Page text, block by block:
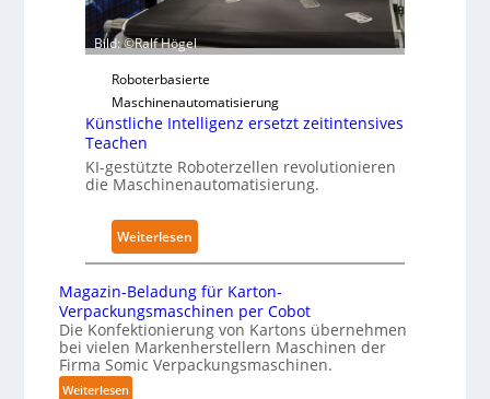
h
y
c
l
A
r
a
n
k
e
h
a
u
d
e
u
w
i
k
u
g
e
n
v
Bild: ©Ralf Högel
Roboterbasierte
Maschinenautomatisierung
Künstliche Intelligenz ersetzt zeitintensives
Teachen
KI-gestützte Roboterzellen revolutionieren
die Maschinenautomatisierung.
Weiterlesen
K
n
s
t
l
Magazin-Beladung für Karton-
Verpackungsmaschinen per Cobot
Die Konfektionierung von Kartons übernehmen
bei vielen Markenherstellern Maschinen der
Firma Somic Verpackungsmaschinen.
Weiterlesen: